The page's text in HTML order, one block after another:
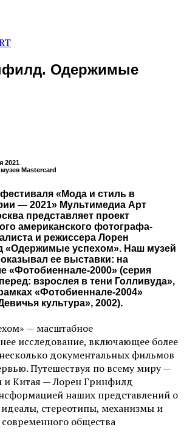
Одержимые
2021
Mastercard
«Мода и стиль в
— 2021» Мультимедиа Арт
представляет проект
американского фотографа-
и режиссера Лорен
«Одержимые успехом». Наш музей
ее выставки: на
«Фотобиеннале-2000» (серия
взрослея в тени Голливуда»,
«Фотобиеннале-2004»
культура», 2002).
— масштабное
исследование, включающее более
документальных фильмов
Путешествуя по всему миру —
и Китая — Лорен Гринфилд
наших представлений о
идеалы, стереотипы, механизмы и
общества